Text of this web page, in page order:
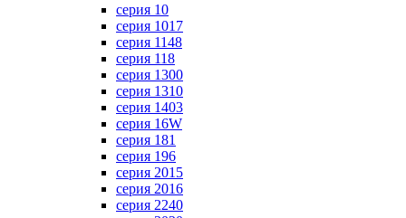
серия 10
серия 1017
серия 1148
серия 118
серия 1300
серия 1310
серия 1403
серия 16W
серия 181
серия 196
серия 2015
серия 2016
серия 2240